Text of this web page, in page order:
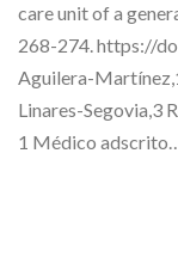
care unit of a
268-274. https://
Aguilera-
Linares-Segovia,3
1 Médico